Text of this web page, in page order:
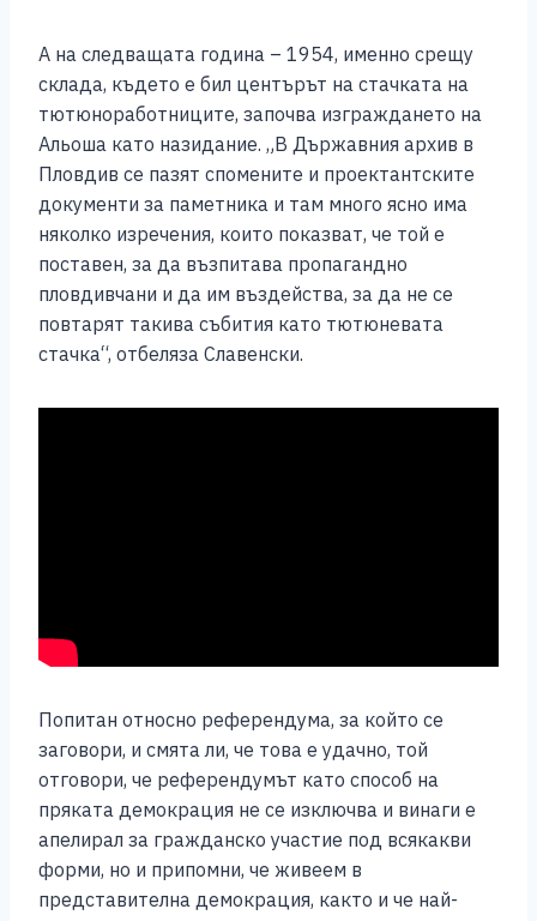
А на следващата година – 1954, именно срещу
склада, където е бил центърът на стачката на
тютюноработниците, започва изграждането на
Альоша като назидание. „В Държавния архив в
Пловдив се пазят спомените и проектантските
документи за паметника и там много ясно има
няколко изречения, които показват, че той е
поставен, за да възпитава пропагандно
пловдивчани и да им въздейства, за да не се
повтарят такива събития като тютюневата
стачка“, отбеляза Славенски.
Попитан относно референдума, за който се
заговори, и смята ли, че това е удачно, той
отговори, че референдумът като способ на
пряката демокрация не се изключва и винаги е
апелирал за гражданско участие под всякакви
форми, но и припомни, че живеем в
представителна демокрация, както и че най-